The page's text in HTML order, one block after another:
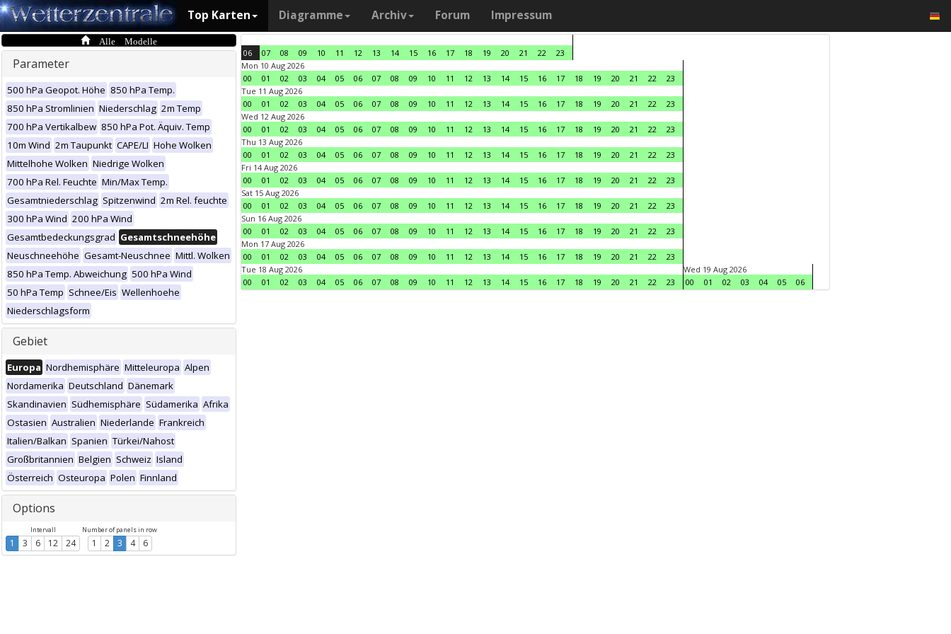
Top Karten Diagramme Archiv Forum Impressum
Alle Modelle
Parameter
500 hPa Geopot. Höhe 850 hPa Temp.
850 hPa Stromlinien Niederschlag 2m Temp
700 hPa Vertikalbew 850 hPa Pot. Äquiv. Temp
10m Wind 2m Taupunkt CAPE/LI Hohe Wolken
Mittelhohe Wolken Niedrige Wolken
700 hPa Rel. Feuchte Min/Max Temp.
Gesamtniederschlag Spitzenwind 2m Rel. feuchte
300 hPa Wind 200 hPa Wind
Gesamtbedeckungsgrad Gesamtschneehöhe
Neuschneehöhe Gesamt-Neuschnee Mittl. Wolken
850 hPa Temp. Abweichung 500 hPa Wind
50 hPa Temp Schnee/Eis Wellenhoehe
Niederschlagsform
Gebiet
Europa Nordhemisphäre Mitteleuropa Alpen
Nordamerika Deutschland Dänemark
Skandinavien Südhemisphäre Südamerika Afrika
Ostasien Australien Niederlande Frankreich
Italien/Balkan Spanien Türkei/Nahost
Großbritannien Belgien Schweiz Island
Österreich Osteuropa Polen Finnland
Options
Intervall
1 3 6 12 24
Number of panels in row
1 2 3 4 6
06 07 08 09 10 11 12 13 14 15 16 17 18 19 20 21 22
23
Mon 10 Aug 2026
00
01 02 03 04 05 06 07 08 09 10 11 12 13 14 15 16 17 18 19 20 21 22
23
Tue 11 Aug 2026
00
01 02 03 04 05 06 07 08 09 10 11 12 13 14 15 16 17 18 19 20 21 22
23
Wed 12 Aug 2026
00
01 02 03 04 05 06 07 08 09 10 11 12 13 14 15 16 17 18 19 20 21 22
23
Thu 13 Aug 2026
00
01 02 03 04 05 06 07 08 09 10 11 12 13 14 15 16 17 18 19 20 21 22
23
Fri 14 Aug 2026
00
01 02 03 04 05 06 07 08 09 10 11 12 13 14 15 16 17 18 19 20 21 22
23
Sat 15 Aug 2026
00
01 02 03 04 05 06 07 08 09 10 11 12 13 14 15 16 17 18 19 20 21 22
23
Sun 16 Aug 2026
00
01 02 03 04 05 06 07 08 09 10 11 12 13 14 15 16 17 18 19 20 21 22
23
Mon 17 Aug 2026
00
01 02 03 04 05 06 07 08 09 10 11 12 13 14 15 16 17 18 19 20 21 22
23
Tue 18 Aug 2026
00
01 02 03 04 05 06 07 08 09 10 11 12 13 14 15 16 17 18 19 20 21 22 23
Wed 19 Aug 2026
00
01 02 03 04 05 06